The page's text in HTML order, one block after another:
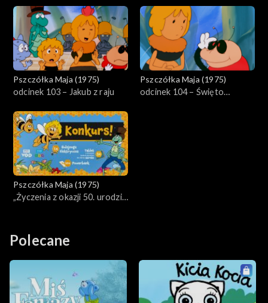
Pszczółka Maja (1975)
odcinek 103 – Jakub z raju
Pszczółka Maja (1975)
odcinek 104 – Święto
Pszczółka Maja (1975)
„Życzenia z okazji 50. urodzin
Polecane